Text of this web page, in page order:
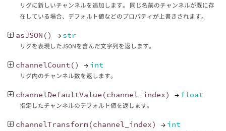
リグに新しいチャンネルを追加します。 同じ名前のチャンネルが既に存
在している場合、デフォルト値などのプロパティが上書きされます。
asJSON () → str
リグを表現したJSONを含んだ文字列を返します。
channelCount () → int
リグ内のチャンネル数を返します。
channelDefaultValue (channel_index) → float
指定したチャンネルのデフォルト値を返します。
channelTransform(channel_index) → int